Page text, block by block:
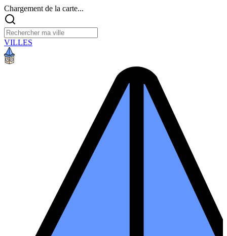
Chargement de la carte...
VILLES